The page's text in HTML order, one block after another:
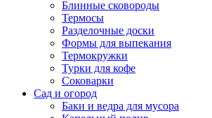
Блинные сковороды
Термосы
Разделочные доски
Формы для выпекания
Термокружки
Турки для кофе
Соковарки
Сад и огород
Баки и ведра для мусора